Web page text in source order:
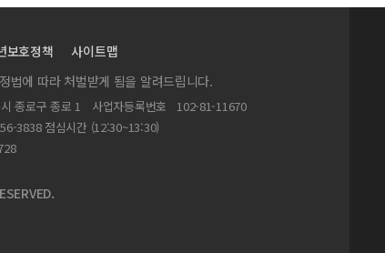
니 ‘교수’... 구멍 난 산학협력〉
이 아픕니다’〉
보호정책
사이트맵
법에 따라 처벌받게 됨을 알려드립니다.
종로구 종로 1 사업자등록번호
102-81-11670
3838 점심시간 (12:30~13:30)